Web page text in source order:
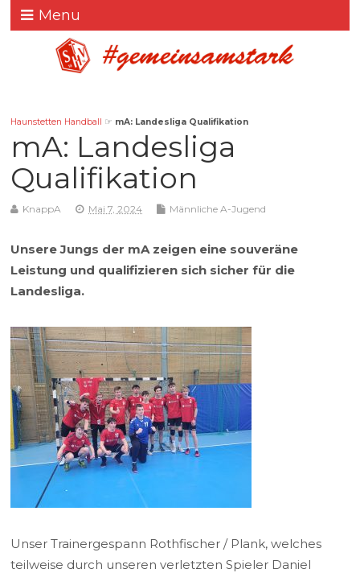
Menu
Haunstetten Handball ☞ mA: Landesliga Qualifikation
mA: Landesliga
Qualifikation
KnappA Mai 7, 2024 Männliche A-Jugend
Unsere Jungs der mA zeigen eine souveräne
Leistung und qualifizieren sich sicher für die
Landesliga.
Unser Trainergespann Rothfischer / Plank, welches
teilweise durch unseren verletzten Spieler Daniel